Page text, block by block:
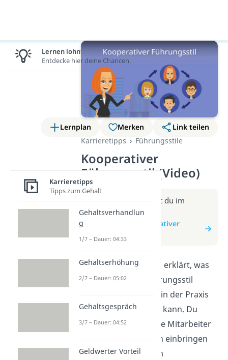
Lernplan Merken
Link teilen
Karrieretipps
Führungsstile
Kooperativer
Führungsstil (Video)
Weitere Infos erhältst du im
Beitrag zum Video
zum Beitrag: Kooperativer
In diesem Video wird erklärt, was
der kooperative Führungsstil
bedeutet und wie er in der Praxis
angewendet werden kann. Du
erfährst, wie du deine Mitarbeiter
motivierst, ihre Ideen einbringen
lässt und gemeinsam
Lernen lohnt sich!
Entdecke hier deine Chancen.
Karrieretipps
Tipps zum Gehalt
Gehaltsverhandlun
g
1/7 – Dauer: 04:33
Gehaltserhöhung
2/7 – Dauer: 05:02
Gehaltsgespräch
3/7 – Dauer: 04:52
Geldwerter Vorteil